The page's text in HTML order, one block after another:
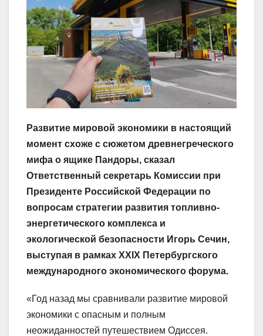
Развитие мировой экономики в настоящий
момент схоже с сюжетом древнегреческого
мифа о ящике Пандоры, сказал
Ответственный секретарь Комиссии при
Президенте Российской Федерации по
вопросам стратегии развития топливно-
энергетического комплекса и
экологической безопасности Игорь Сечин,
выступая в рамках XXIX Петербургского
международного экономического форума.
«Год назад мы сравнивали развитие мировой
экономики с опасным и полным
неожиданностей путешествием Одиссея.